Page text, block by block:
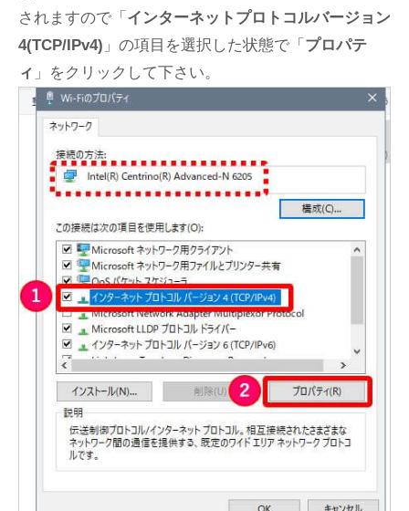
されますので「 インターネットプロトコルバージョン
4(TCP/IPv4) 」の項目を選択した状態で「 プロパテ
ィ 」をクリックして下さい。